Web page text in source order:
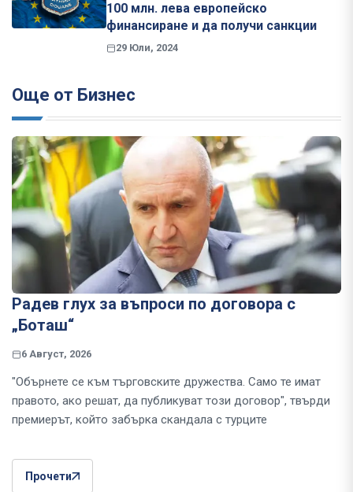
100 млн. лева европейско
финансиране и да получи санкции
29 Юли, 2024
Още от Бизнес
Радев глух за въпроси по договора с
„Боташ“
6 Август, 2026
"Обърнете се към търговските дружества. Само те имат
правото, ако решат, да публикуват този договор", твърди
премиерът, който забърка скандала с турците
Прочети